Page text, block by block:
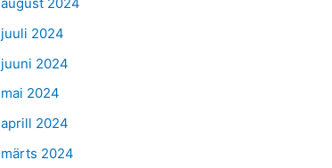
juuli 2024
juuni 2024
mai 2024
aprill 2024
märts 2024